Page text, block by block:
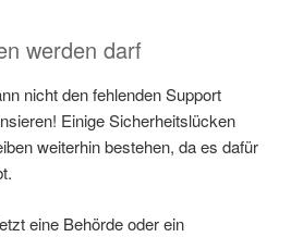
werden darf
nicht den fehlenden Support
Einige Sicherheitslücken
weiterhin bestehen, da es dafür
eine Behörde oder ein